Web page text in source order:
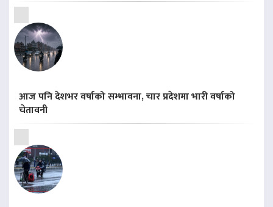
आज पनि देशभर वर्षाको सम्भावना, चार प्रदेशमा भारी वर्षाको
चेतावनी